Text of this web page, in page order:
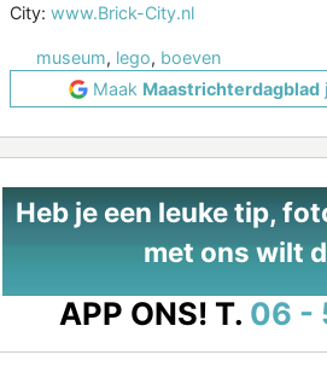
City: www.Brick-City.nl
museum, lego, boeven
Maak Maastrichterdagblad
Heb je een leuke tip,
met ons wilt
APP ONS! T. 06 -